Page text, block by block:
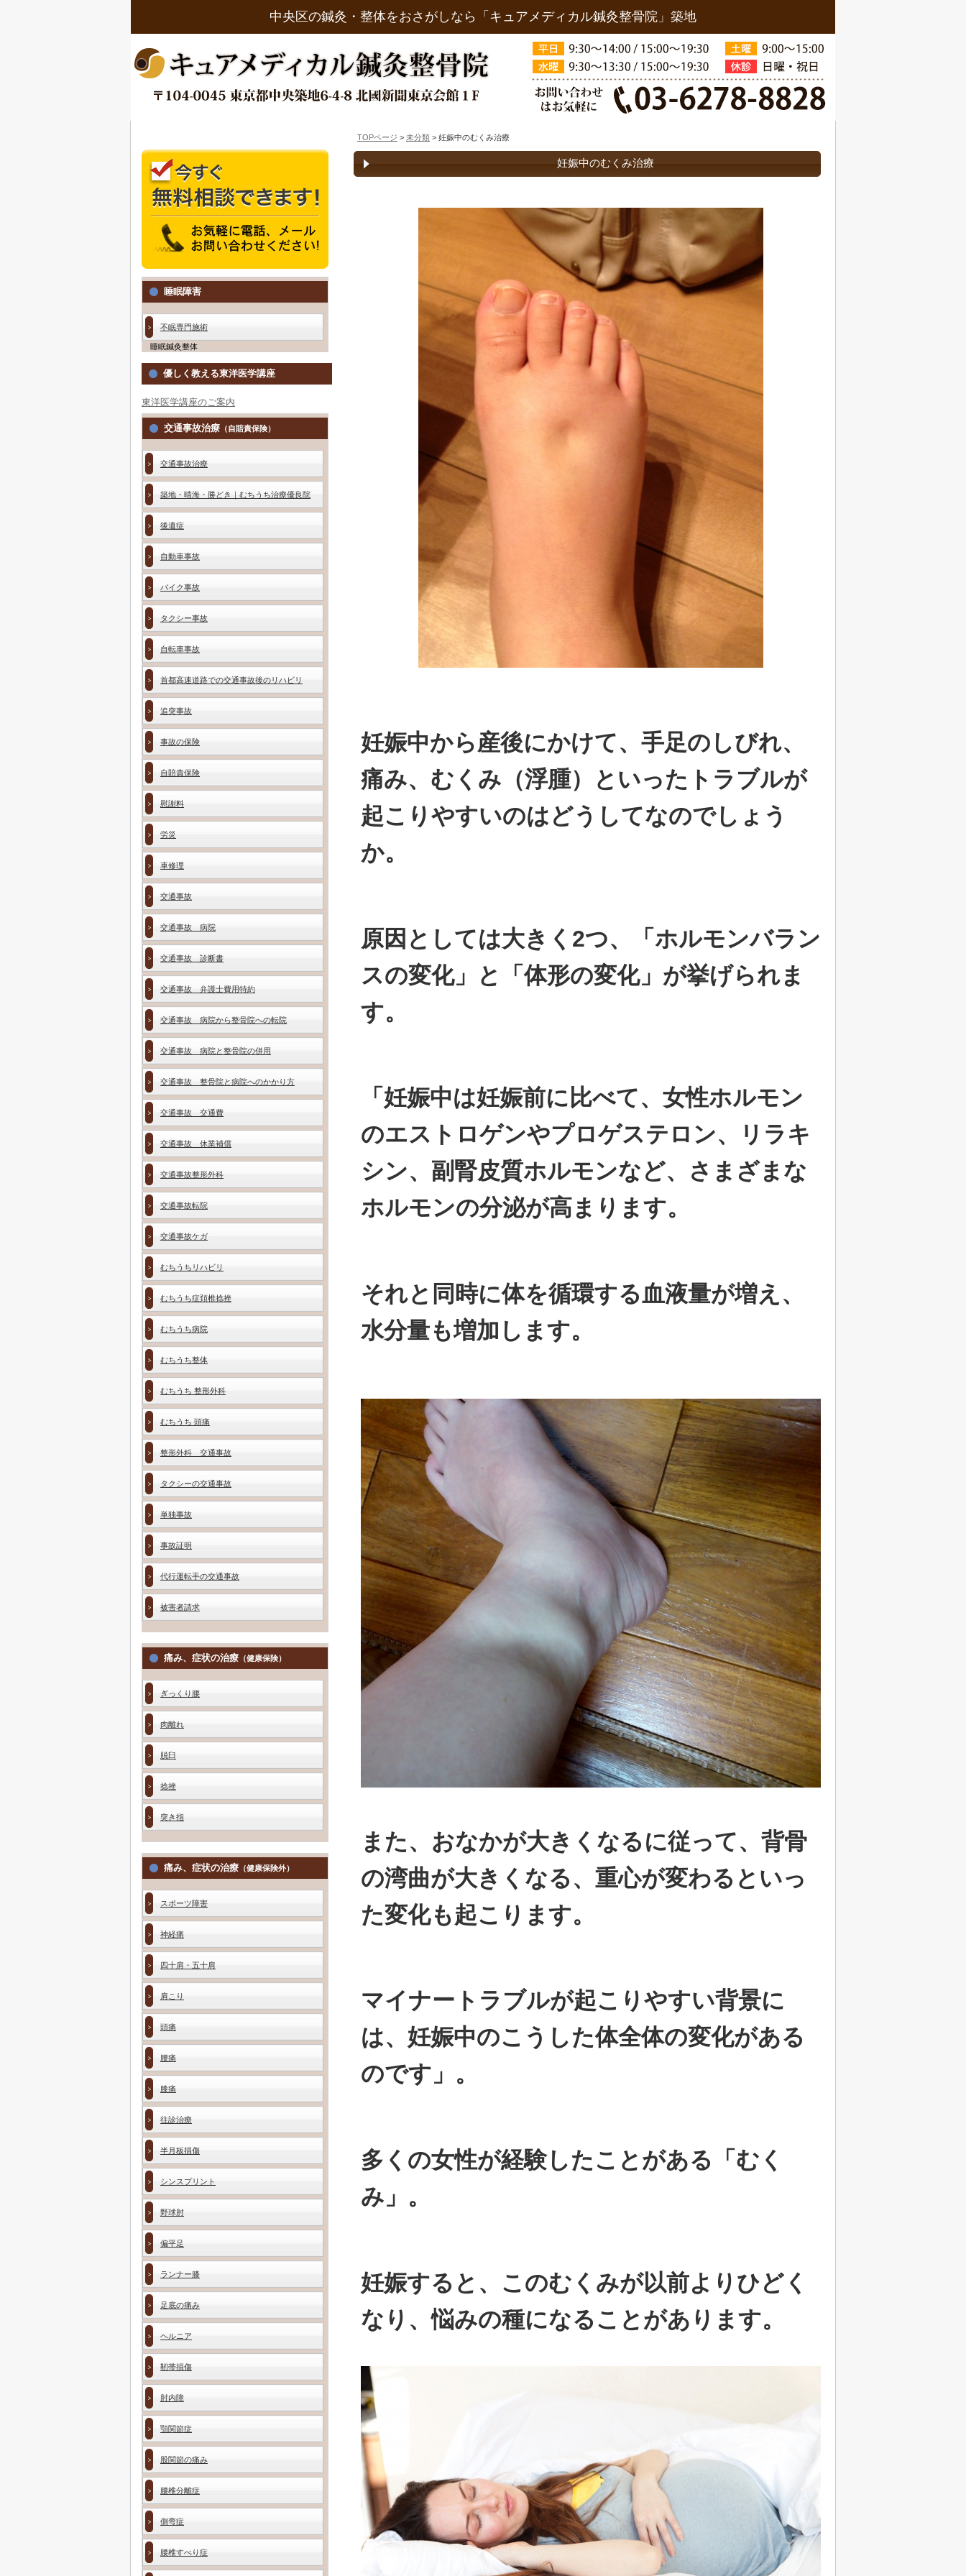
中央区の鍼灸・整体をおさがしなら「キュアメディカル鍼灸整骨院」築地
TOPページ > 未分類 > 妊娠中のむくみ治療
妊娠中のむくみ治療
妊娠中から産後にかけて、手足のしびれ、
痛み、むくみ（浮腫）といったトラブルが
起こりやすいのはどうしてなのでしょう
か。
原因としては大きく2つ、「ホルモンバラン
スの変化」と「体形の変化」が挙げられま
す。
「妊娠中は妊娠前に比べて、女性ホルモン
のエストロゲンやプロゲステロン、リラキ
シン、副腎皮質ホルモンなど、さまざまな
ホルモンの分泌が高まります。
それと同時に体を循環する血液量が増え、
水分量も増加します。
また、おなかが大きくなるに従って、背骨
の湾曲が大きくなる、重心が変わるといっ
た変化も起こります。
マイナートラブルが起こりやすい背景に
は、妊娠中のこうした体全体の変化がある
のです」。
多くの女性が経験したことがある「むく
み」。
妊娠すると、このむくみが以前よりひどく
なり、悩みの種になることがあります。
睡眠障害
不眠専門施術
睡眠鍼灸整体
優しく教える東洋医学講座
東洋医学講座のご案内
交通事故治療 （自賠責保険）
交通事故治療
築地・晴海・勝どき｜むちうち治療優良院
後遺症
自動車事故
バイク事故
タクシー事故
自転車事故
首都高速道路での交通事故後のリハビリ
追突事故
事故の保険
自賠責保険
慰謝料
労災
車修理
交通事故
交通事故 病院
交通事故 診断書
交通事故 弁護士費用特約
交通事故 病院から整骨院への転院
交通事故 病院と整骨院の併用
交通事故 整骨院と病院へのかかり方
交通事故 交通費
交通事故 休業補償
交通事故整形外科
交通事故転院
交通事故ケガ
むちうちリハビリ
むちうち症頚椎捻挫
むちうち病院
むちうち整体
むちうち 整形外科
むちうち 頭痛
整形外科 交通事故
タクシーの交通事故
単独事故
事故証明
代行運転手の交通事故
被害者請求
痛み、症状の治療 （健康保険）
ぎっくり腰
肉離れ
脱臼
捻挫
突き指
痛み、症状の治療 （健康保険外）
スポーツ障害
神経痛
四十肩・五十肩
肩こり
頭痛
腰痛
膝痛
往診治療
半月板損傷
シンスプリント
野球肘
偏平足
ランナー膝
足底の痛み
ヘルニア
靭帯損傷
肘内障
顎関節症
股関節の痛み
腰椎分離症
側弯症
腰椎すべり症